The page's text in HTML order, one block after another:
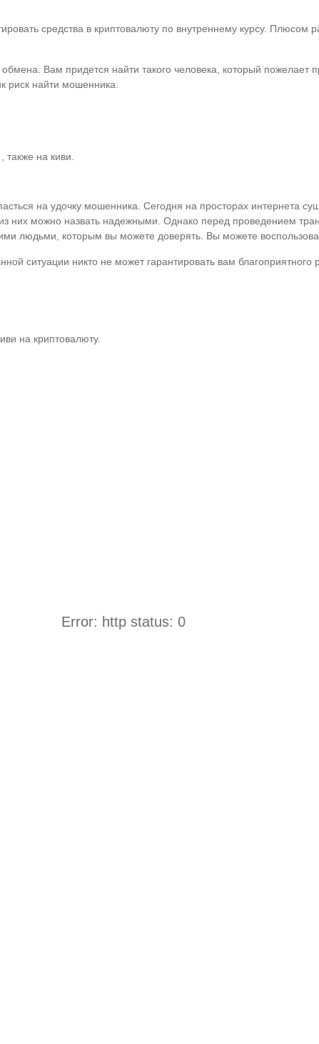
средства в криптовалюту по внутреннему курсу. Плюсом
Вам придется найти такого человека, который пожелает
риск найти мошенника.
на киви.
на удочку мошенника. Сегодня на просторах интернета
них можно назвать надежными. Однако перед проведением
людьми, которым вы можете доверять. Вы можете
ситуации никто не может гарантировать вам благоприятного
на криптовалюту.
Error: http status: 0